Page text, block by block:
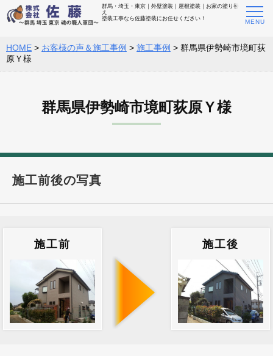
群馬・埼玉・東京｜外壁塗装｜屋根塗装｜お家の塗り替
え
塗装工事なら佐藤塗装にお任せください！
HOME > お客様の声＆施工事例 > 施工事例 > 群馬県伊勢崎市境町荻
原Ｙ様
群馬県伊勢崎市境町荻原Ｙ様
施工前後の写真
施工前 施工後